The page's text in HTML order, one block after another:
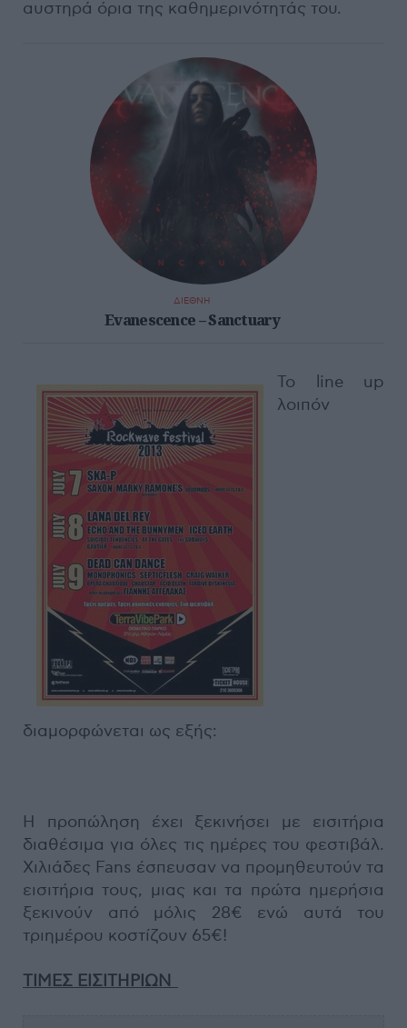
αυστηρά όρια της καθημερινότητάς του.
ΔΙΕΘΝΗ
Evanescence – Sanctuary
Το line up
λοιπόν
διαμορφώνεται ως εξής:
Η προπώληση έχει ξεκινήσει με εισιτήρια
διαθέσιμα για όλες τις ημέρες του φεστιβάλ.
Χιλιάδες Fans έσπευσαν να προμηθευτούν τα
εισιτήρια τους, μιας και τα πρώτα ημερήσια
ξεκινούν από μόλις 28€ ενώ αυτά του
τριημέρου κοστίζουν 65€!
ΤΙΜΕΣ ΕΙΣΙΤΗΡΙΩΝ